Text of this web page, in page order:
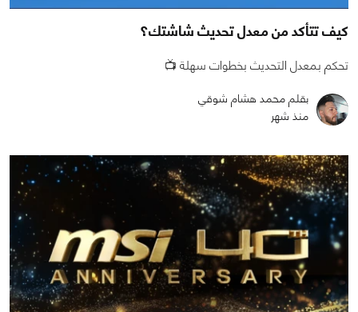
كيف تتأكد من معدل تحديث شاشتك؟
تحكم بمعدل التحديث بخطوات سهلة 📺
بقلم محمد هشام شوقي
منذ شهر